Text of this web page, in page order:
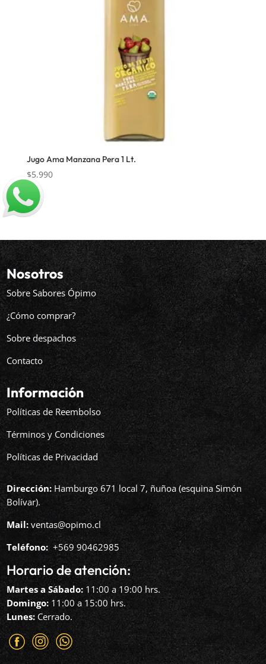
Jugo Ama Manzana Pera 1 Lt.
$5.990
Nosotros
Sobre Sabores Ópimo
¿Cómo comprar?
Sobre despachos
Contacto
Información
Políticas de Reembolso
Términos y Condiciones
Políticas de Privacidad
Dirección: Hamburgo 671 local 7, ñuñoa (esquina Simón
Bolívar).
Mail: ventas@opimo.cl
Teléfono: ‪+569 90462985‬
Horario de atención:
Martes a Sábado: 11:00 a 19:00 hrs.
Domingo: 11:00 a 15:00 hrs.
Lunes: Cerrado.